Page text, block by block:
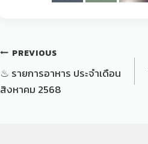
PREVIOUS
♨ รายการอาหาร ประจำเดือน
สิงหาคม 2568